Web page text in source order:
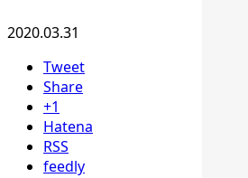
2020.03.31
Tweet
Share
+1
Hatena
RSS
feedly